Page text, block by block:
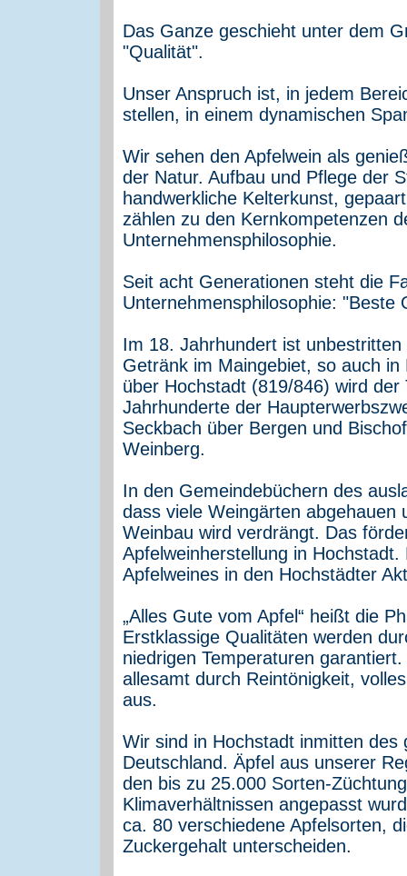
Das Ganze geschieht unter dem
"Qualität".
Unser Anspruch ist, in jedem
stellen, in einem dynamischen
Wir sehen den Apfelwein als
der Natur. Aufbau und Pflege der
handwerkliche Kelterkunst,
zählen zu den Kernkompetenzen
Unternehmensphilosophie.
Seit acht Generationen steht die
Unternehmensphilosophie: "Beste
Im 18. Jahrhundert ist
Getränk im Maingebiet, so auch
über Hochstadt (819/846) wird
Jahrhunderte der
Seckbach über Bergen und
Weinberg.
In den Gemeindebüchern des
dass viele Weingärten
Weinbau wird verdrängt. Das
Apfelweinherstellung in
Apfelweines in den Hochstädter
„Alles Gute vom Apfel“ heißt die
Erstklassige Qualitäten werden
niedrigen Temperaturen
allesamt durch Reintönigkeit,
aus.
Wir sind in Hochstadt inmitten
Deutschland. Äpfel aus unserer
den bis zu 25.000 Sorten-
Klimaverhältnissen angepasst
ca. 80 verschiedene Apfelsorten,
Zuckergehalt unterscheiden.